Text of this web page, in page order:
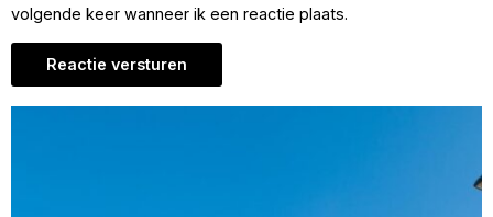
volgende keer wanneer ik een reactie plaats.